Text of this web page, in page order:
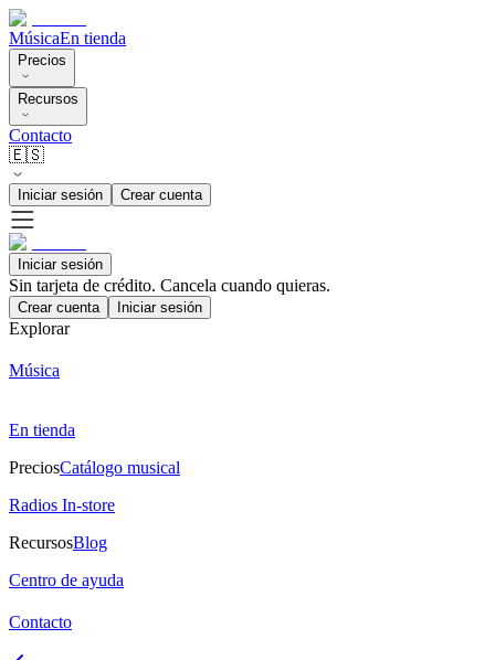
MúsicaEn tienda
Precios
Recursos
Contacto
🇪🇸
Iniciar sesión Crear cuenta
Iniciar sesión
Sin tarjeta de crédito. Cancela cuando quieras.
Crear cuenta Iniciar sesión
Explorar
Música
En tienda
PreciosCatálogo musical
Radios In-store
RecursosBlog
Centro de ayuda
Contacto